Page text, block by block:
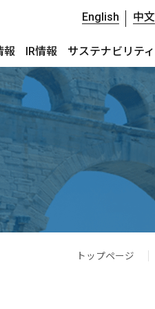
English 中文
報 IR情報 サステナビリティ
トップページ